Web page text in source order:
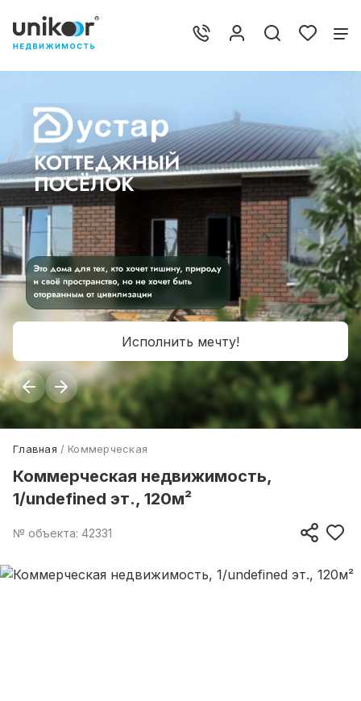
Исполнить мечту!
Главная Коммерческая
Коммерческая недвижимость,
1/undefined эт., 120м²
№ объекта: 42331